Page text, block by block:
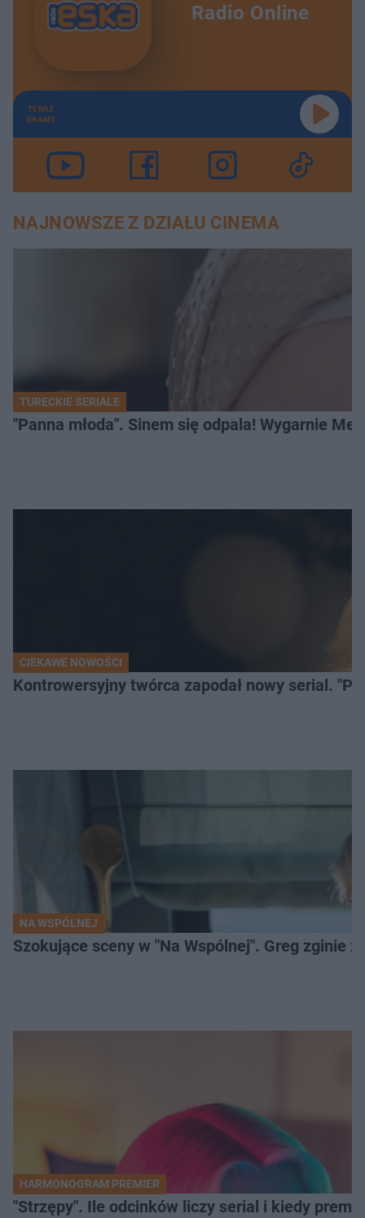
Radio Online
TERAZ
GRAMY
NAJNOWSZE Z DZIAŁU CINEMA
TURECKIE SERIALE
"Panna młoda". Sinem się odpala! Wygarnie
CIEKAWE NOWOŚCI
Kontrowersyjny twórca zapodał nowy serial.
NA WSPÓLNEJ
Szokujące sceny w "Na Wspólnej". Greg zginie z
HARMONOGRAM PREMIER
"Strzępy". Ile odcinków liczy serial i kiedy